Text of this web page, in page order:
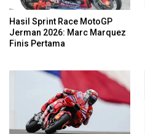
Hasil Sprint Race MotoGP
Jerman 2026: Marc Marquez
Finis Pertama